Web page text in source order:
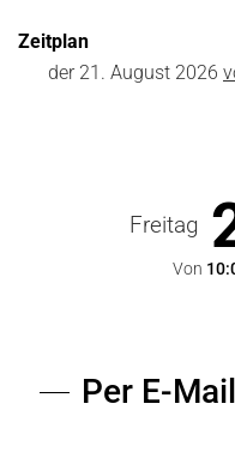
Zeitplan
der 21. August 2026
Freitag
Von
Per E-